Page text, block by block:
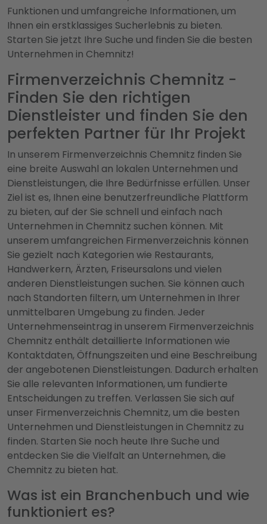
Funktionen und umfangreiche Informationen, um
Ihnen ein erstklassiges Sucherlebnis zu bieten.
Starten Sie jetzt Ihre Suche und finden Sie die besten
Unternehmen in Chemnitz!
Firmenverzeichnis Chemnitz -
Finden Sie den richtigen
Dienstleister und finden Sie den
perfekten Partner für Ihr Projekt
In unserem Firmenverzeichnis Chemnitz finden Sie
eine breite Auswahl an lokalen Unternehmen und
Dienstleistungen, die Ihre Bedürfnisse erfüllen. Unser
Ziel ist es, Ihnen eine benutzerfreundliche Plattform
zu bieten, auf der Sie schnell und einfach nach
Unternehmen in Chemnitz suchen können. Mit
unserem umfangreichen Firmenverzeichnis können
Sie gezielt nach Kategorien wie Restaurants,
Handwerkern, Ärzten, Friseursalons und vielen
anderen Dienstleistungen suchen. Sie können auch
nach Standorten filtern, um Unternehmen in Ihrer
unmittelbaren Umgebung zu finden. Jeder
Unternehmenseintrag in unserem Firmenverzeichnis
Chemnitz enthält detaillierte Informationen wie
Kontaktdaten, Öffnungszeiten und eine Beschreibung
der angebotenen Dienstleistungen. Dadurch erhalten
Sie alle relevanten Informationen, um fundierte
Entscheidungen zu treffen. Verlassen Sie sich auf
unser Firmenverzeichnis Chemnitz, um die besten
Unternehmen und Dienstleistungen in Chemnitz zu
finden. Starten Sie noch heute Ihre Suche und
entdecken Sie die Vielfalt an Unternehmen, die
Chemnitz zu bieten hat.
Was ist ein Branchenbuch und wie
funktioniert es?